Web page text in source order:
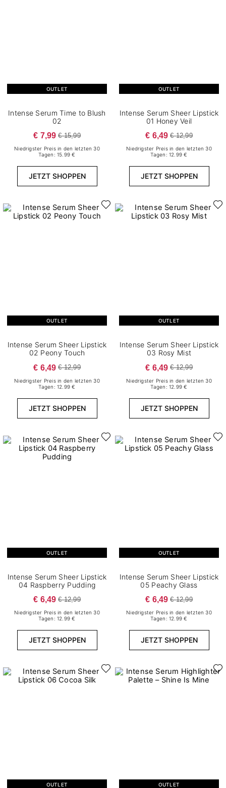
OUTLET
Intense Serum Time to Blush
02
€ 7,99 € 15,99
Niedrigster Preis in den letzten 30
Tagen: 15.99 €
JETZT SHOPPEN
OUTLET
Intense Serum Sheer Lipstick
01 Honey Veil
€ 6,49 € 12,99
Niedrigster Preis in den letzten 30
Tagen: 12.99 €
JETZT SHOPPEN
OUTLET
Intense Serum Sheer Lipstick
02 Peony Touch
€ 6,49 € 12,99
Niedrigster Preis in den letzten 30
Tagen: 12.99 €
JETZT SHOPPEN
OUTLET
Intense Serum Sheer Lipstick
03 Rosy Mist
€ 6,49 € 12,99
Niedrigster Preis in den letzten 30
Tagen: 12.99 €
JETZT SHOPPEN
OUTLET
Intense Serum Sheer Lipstick
04 Raspberry Pudding
€ 6,49 € 12,99
Niedrigster Preis in den letzten 30
Tagen: 12.99 €
JETZT SHOPPEN
OUTLET
Intense Serum Sheer Lipstick
05 Peachy Glass
€ 6,49 € 12,99
Niedrigster Preis in den letzten 30
Tagen: 12.99 €
JETZT SHOPPEN
OUTLET OUTLET